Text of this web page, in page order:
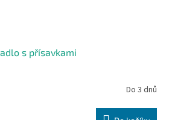
s přísavkami
Do 3 dnů